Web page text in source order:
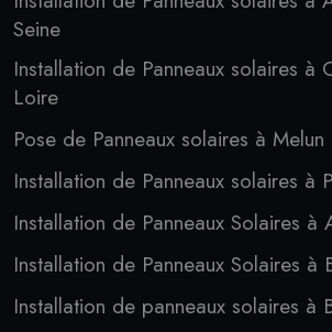
Seine
Installation de Panneaux solaires à
Loire
Pose de Panneaux solaires à Melun
Installation de Panneaux solaires à
Installation de Panneaux Solaires à
Installation de Panneaux Solaires à
Installation de panneaux solaires à